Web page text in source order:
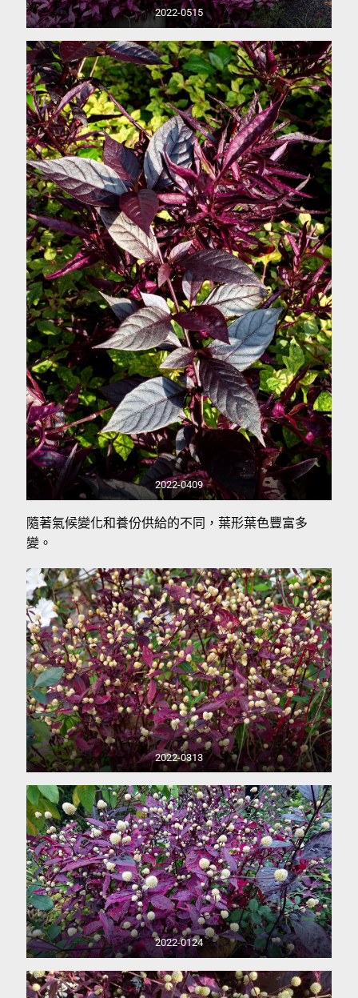
2022-0515
2022-0409
隨著氣候變化和養份供給的不同，葉形葉色豐富多
變。
2022-0313
2022-0124